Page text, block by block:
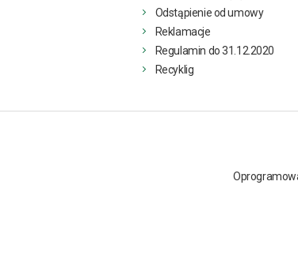
Odstąpienie od umowy
Reklamacje
Regulamin do 31.12.2020
Recyklig